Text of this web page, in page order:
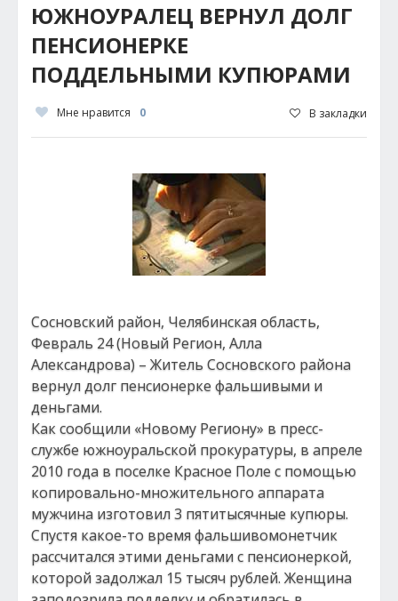
ЮЖНОУРАЛЕЦ ВЕРНУЛ ДОЛГ
ПЕНСИОНЕРКЕ
ПОДДЕЛЬНЫМИ КУПЮРАМИ
Мне нравится 0 В закладки
Сосновский район, Челябинская область,
Февраль 24 (Новый Регион, Алла
Александрова) – Житель Сосновского района
вернул долг пенсионерке фальшивыми и
деньгами.
Как сообщили «Новому Региону» в пресс-
службе южноуральской прокуратуры, в апреле
2010 года в поселке Красное Поле с помощью
копировально-множительного аппарата
мужчина изготовил 3 пятитысячные купюры.
Спустя какое-то время фальшивомонетчик
рассчитался этими деньгами с пенсионеркой,
которой задолжал 15 тысяч рублей. Женщина